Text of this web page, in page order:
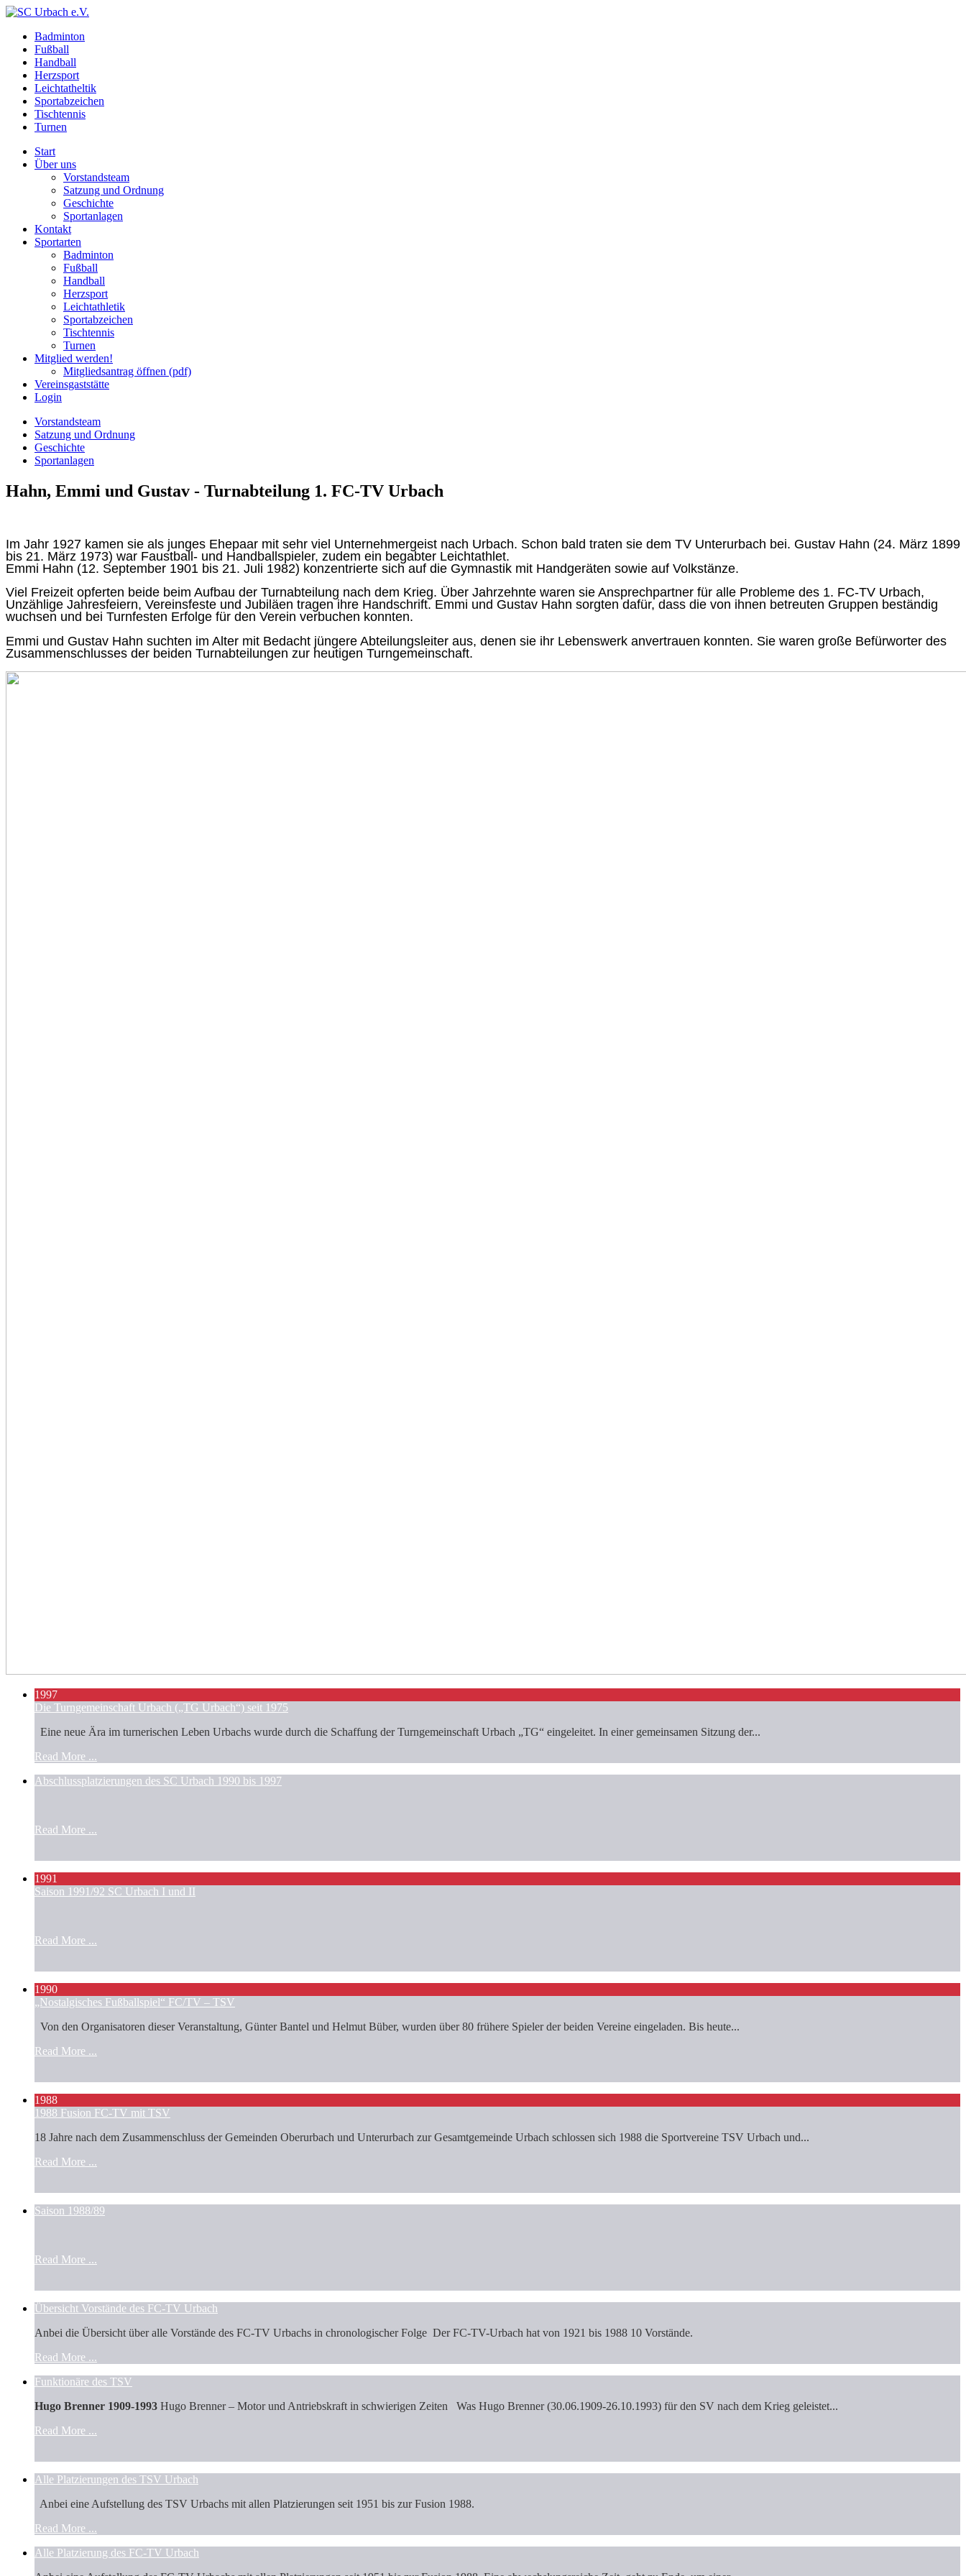
Badminton
Fußball
Handball
Herzsport
Leichtatheltik
Sportabzeichen
Tischtennis
Turnen
Start
Über uns
Vorstandsteam
Satzung und Ordnung
Geschichte
Sportanlagen
Kontakt
Sportarten
Badminton
Fußball
Handball
Herzsport
Leichtathletik
Sportabzeichen
Tischtennis
Turnen
Mitglied werden!
Mitgliedsantrag öffnen (pdf)
Vereinsgaststätte
Login
Vorstandsteam
Satzung und Ordnung
Geschichte
Sportanlagen
Hahn, Emmi und Gustav - Turnabteilung 1. FC-TV Urbach
Im Jahr 1927 kamen sie als junges Ehepaar mit sehr viel Unternehmergeist nach Urbach. Schon bald traten sie dem TV Unterurbach bei. Gustav Hahn (24. März 1899
bis 21. März 1973) war Faustball- und Handballspieler, zudem ein begabter Leichtathlet.
Emmi Hahn (12. September 1901 bis 21. Juli 1982) konzentrierte sich auf die Gymnastik mit Handgeräten sowie auf Volkstänze.
Viel Freizeit opferten beide beim Aufbau der Turnabteilung nach dem Krieg. Über Jahrzehnte waren sie Ansprechpartner für alle Probleme des 1. FC-TV Urbach,
Unzählige Jahresfeiern, Vereinsfeste und Jubiläen tragen ihre Handschrift. Emmi und Gustav Hahn sorgten dafür, dass die von ihnen betreuten Gruppen beständig
wuchsen und bei Turnfesten Erfolge für den Verein verbuchen konnten.
Emmi und Gustav Hahn suchten im Alter mit Bedacht jüngere Abteilungsleiter aus, denen sie ihr Lebenswerk anvertrauen konnten. Sie waren große Befürworter des
Zusammenschlusses der beiden Turnabteilungen zur heutigen Turngemeinschaft.
1997
Die Turngemeinschaft Urbach („TG Urbach“) seit 1975
Eine neue Ära im turnerischen Leben Urbachs wurde durch die Schaffung der Turngemeinschaft Urbach „TG“ eingeleitet. In einer gemeinsamen Sitzung der...
Read More ...
Abschlussplatzierungen des SC Urbach 1990 bis 1997
Read More ...
1991
Saison 1991/92 SC Urbach I und II
Read More ...
1990
„Nostalgisches Fußballspiel“ FC/TV – TSV
Von den Organisatoren dieser Veranstaltung, Günter Bantel und Helmut Büber, wurden über 80 frühere Spieler der beiden Vereine eingeladen. Bis heute...
Read More ...
1988
1988 Fusion FC-TV mit TSV
18 Jahre nach dem Zusammenschluss der Gemeinden Oberurbach und Unterurbach zur Gesamtgemeinde Urbach schlossen sich 1988 die Sportvereine TSV Urbach und...
Read More ...
Saison 1988/89
Read More ...
Übersicht Vorstände des FC-TV Urbach
Anbei die Übersicht über alle Vorstände des FC-TV Urbachs in chronologischer Folge Der FC-TV-Urbach hat von 1921 bis 1988 10 Vorstände.
Read More ...
Funktionäre des TSV
Hugo Brenner 1909-1993 Hugo Brenner – Motor und Antriebskraft in schwierigen Zeiten Was Hugo Brenner (30.06.1909-26.10.1993) für den SV nach dem Krieg geleistet...
Read More ...
Alle Platzierungen des TSV Urbach
Anbei eine Aufstellung des TSV Urbachs mit allen Platzierungen seit 1951 bis zur Fusion 1988.
Read More ...
Alle Platzierung des FC-TV Urbach